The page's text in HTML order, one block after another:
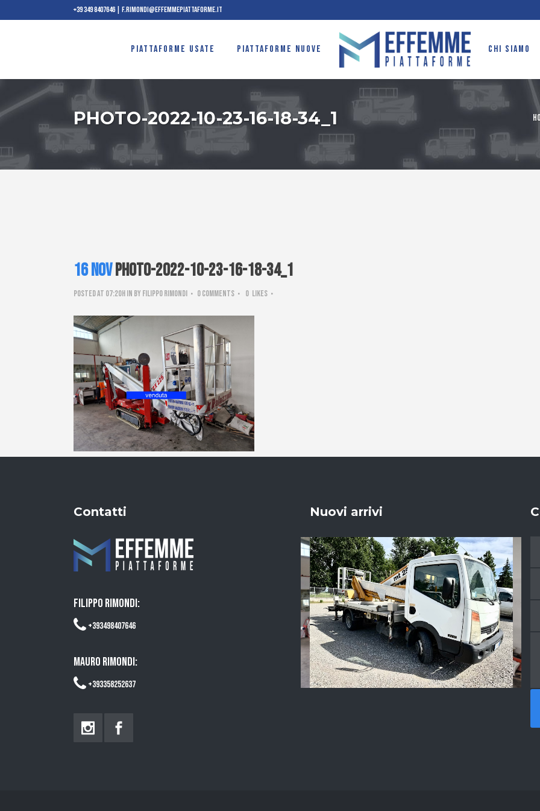
+39 349 8407646| f.rimondi@effemmepiattaforme.it
PIATTAFORME USATE PIATTAFORME NUOVE CHI SIAMO
PHOTO-2022-10-23-16-18-34_1
16 NovPHOTO-2022-10-23-16-18-34_1
Posted at 07:20hin by Filippo Rimondi 0 Comments 0 Likes
Contatti
FILIPPO RIMONDI:
+393498407646
MAURO RIMONDI:
+393358252637
Nuovi arrivi